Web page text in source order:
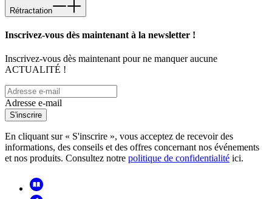
Rétractation
Inscrivez-vous dès maintenant à la newsletter !
Inscrivez-vous dès maintenant pour ne manquer aucune
ACTUALITÉ !
Adresse e-mail
S'inscrire
En cliquant sur « S'inscrire », vous acceptez de recevoir des
informations, des conseils et des offres concernant nos événements
et nos produits. Consultez notre politique de confidentialité ici.